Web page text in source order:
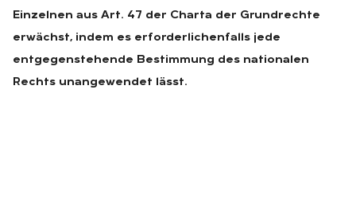
Einzelnen aus Art. 47 der Charta der Grundrechte
erwächst, indem es erforderlichenfalls jede
entgegenstehende Bestimmung des nationalen
Rechts unangewendet lässt.